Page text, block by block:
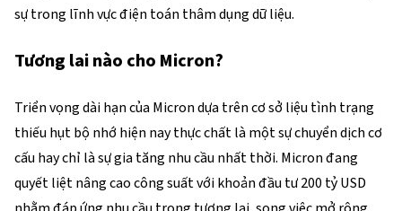
sự trong lĩnh vực điện toán thâm dụng dữ liệu.
Tương lai nào cho Micron?
Triển vọng dài hạn của Micron dựa trên cơ sở liệu tình trạng
thiếu hụt bộ nhớ hiện nay thực chất là một sự chuyển dịch cơ
cấu hay chỉ là sự gia tăng nhu cầu nhất thời. Micron đang
quyết liệt nâng cao công suất với khoản đầu tư 200 tỷ USD